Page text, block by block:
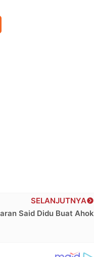
SELANJUTNYA
Said Didu Buat Ahok